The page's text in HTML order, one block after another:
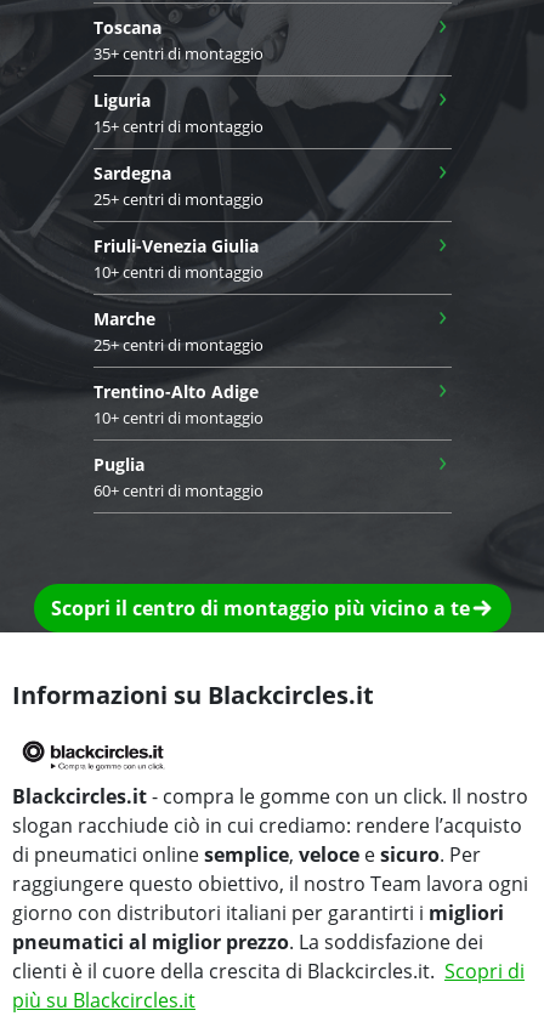
Toscana
35+ centri di montaggio
›
Liguria
15+ centri di montaggio
›
Sardegna
25+ centri di montaggio
›
Friuli-Venezia Giulia
10+ centri di montaggio
›
Marche
25+ centri di montaggio
›
Trentino-Alto Adige
10+ centri di montaggio
›
Puglia
60+ centri di montaggio
›
Scopri il centro di montaggio più vicino a te
Informazioni su Blackcircles.it
Blackcircles.it- compra le gomme con un click. Il nostro
slogan racchiude ciò in cui crediamo: rendere l’acquisto
di pneumatici onlinesemplice, veloce esicuro. Per
raggiungere questo obiettivo, il nostro Team lavora ogni
giorno con distributori italiani per garantirti i migliori
pneumatici al miglior prezzo. La soddisfazione dei
clienti è il cuore della crescita di Blackcircles.it. Scopri di
più su Blackcircles.it